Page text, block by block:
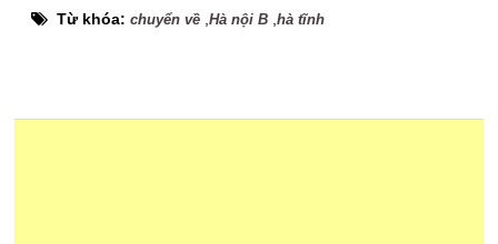
Từ khóa:chuyển về ,Hà nội B ,hà tĩnh